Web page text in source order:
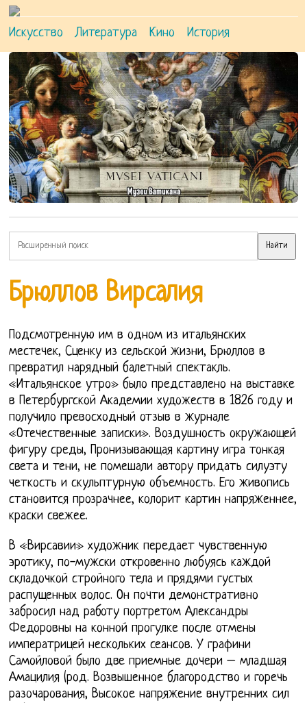
Искусство Литература Кино История
Брюллов Вирсалия
Подсмотренную им в одном из итальянских
местечек, Сценку из сельской жизни, Брюллов в
превратил нарядный балетный спектакль.
«Итальянское утро» было представлено на выставке
в Петербургской Академии художеств в 1826 году и
получило превосходный отзыв в журнале
«Отечественные записки». Воздушность окружающей
фигуру среды, Пронизывающая картину игра тонкая
света и тени, не помешали автору придать силуэту
четкость и скульптурную объемность. Его живопись
становится прозрачнее, колорит картин напряженнее,
краски свежее.
В «Вирсавии» художник передает чувственную
эротику, по-мужски откровенно любуясь каждой
складочкой стройного тела и прядями густых
распущенных волос. Он почти демонстративно
забросил над работу портретом Александры
Федоровны на конной прогулке после отмены
императрицей нескольких сеансов. У графини
Самойловой было две приемные дочери – младшая
Амацилия (род. Возвышенное благородство и горечь
разочарования, Высокое напряжение внутренних сил